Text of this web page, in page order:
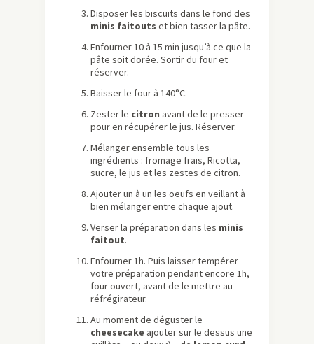
Disposer les biscuits dans le fond des
minis faitouts et bien tasser la pâte.
Enfourner 10 à 15 min jusqu’à ce que la
pâte soit dorée. Sortir du four et
réserver.
Baisser le four à 140°C.
Zester le citron avant de le presser
pour en récupérer le jus. Réserver.
Mélanger ensemble tous les
ingrédients : fromage frais, Ricotta,
sucre, le jus et les zestes de citron.
Ajouter un à un les oeufs en veillant à
bien mélanger entre chaque ajout.
Verser la préparation dans les minis
faitout.
Enfourner 1h. Puis laisser tempérer
votre préparation pendant encore 1h,
four ouvert, avant de le mettre au
réfrégirateur.
Au moment de déguster le
cheesecake ajouter sur le dessus une